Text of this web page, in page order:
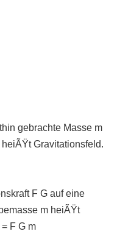
gebrachte Masse m
Gravitationsfeld.
F G auf eine
m heiÃŸt
F G m